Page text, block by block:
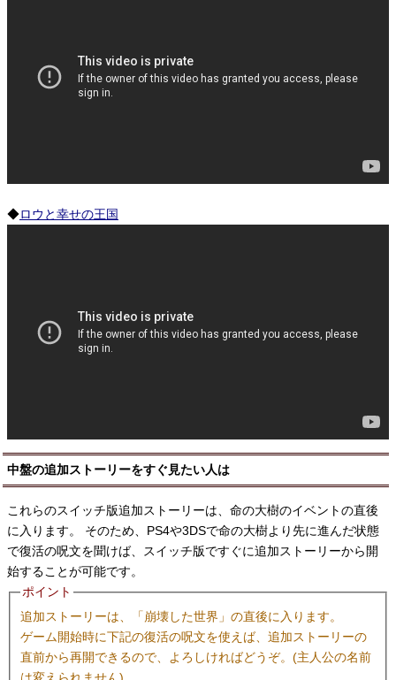
◆ロウと幸せの王国
中盤の追加ストーリーをすぐ見たい人は
これらのスイッチ版追加ストーリーは、命の大樹のイベントの直後
に入ります。 そのため、PS4や3DSで命の大樹より先に進んだ状態
で復活の呪文を聞けば、スイッチ版ですぐに追加ストーリーから開
始することが可能です。
ポイント
追加ストーリーは、「崩壊した世界」の直後に入ります。
ゲーム開始時に下記の復活の呪文を使えば、追加ストーリーの
直前から再開できるので、よろしければどうぞ。(主人公の名前